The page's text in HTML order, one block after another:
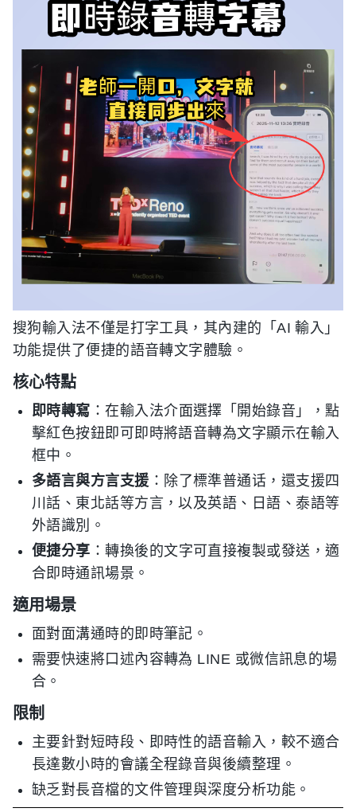
搜狗輸入法不僅是打字工具，其內建的「AI 輸入」
功能提供了便捷的語音轉文字體驗。
核心特點
即時轉寫 ：在輸入法介面選擇「開始錄音」，點
擊紅色按鈕即可即時將語音轉為文字顯示在輸入
框中。
多語言與方言支援 ：除了標準普通话，還支援四
川話、東北話等方言，以及英語、日語、泰語等
外語識別。
便捷分享 ：轉換後的文字可直接複製或發送，適
合即時通訊場景。
適用場景
面對面溝通時的即時筆記。
需要快速將口述內容轉為 LINE 或微信訊息的場
合。
限制
主要針對短時段、即時性的語音輸入，較不適合
長達數小時的會議全程錄音與後續整理。
缺乏對長音檔的文件管理與深度分析功能。